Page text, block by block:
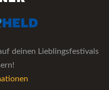
deinen Lieblingsfestivals